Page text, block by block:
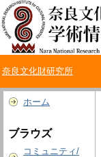
奈良文化財研究所
ホーム
ブラウズ
コミュニティ/